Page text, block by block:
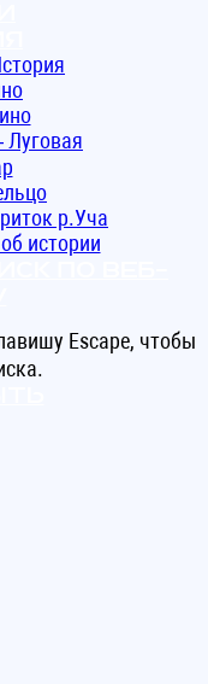
р.Уча
истории
Escape, чтобы